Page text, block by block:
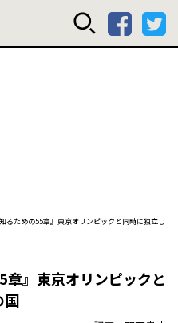
じんぶん堂
るための55章』――東京オリンピックと同時に独立し
』――東京オリンピックと
国